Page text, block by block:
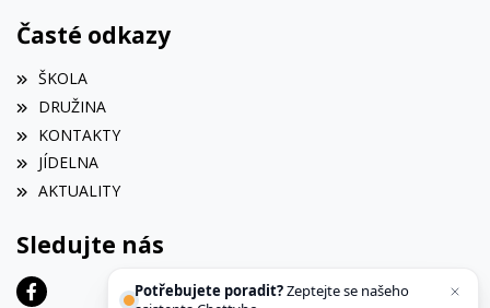
Časté odkazy
ŠKOLA
DRUŽINA
KONTAKTY
JÍDELNA
AKTUALITY
Sledujte nás
Potřebujete poradit?Zeptejte se našeho